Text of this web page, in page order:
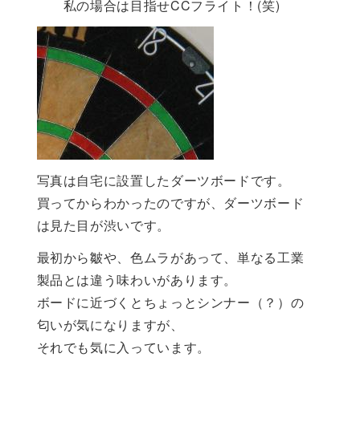
私の場合は目指せCCフライト！(笑)
写真は自宅に設置したダーツボードです。
買ってからわかったのですが、ダーツボード
は見た目が渋いです。
最初から皺や、色ムラがあって、単なる工業
製品とは違う味わいがあります。
ボードに近づくとちょっとシンナー（？）の
匂いが気になりますが、
それでも気に入っています。